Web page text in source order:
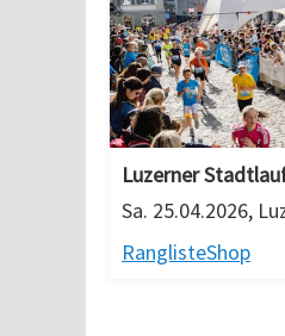
Luzerner
Sa. 25.04.2026,
RanglisteShop